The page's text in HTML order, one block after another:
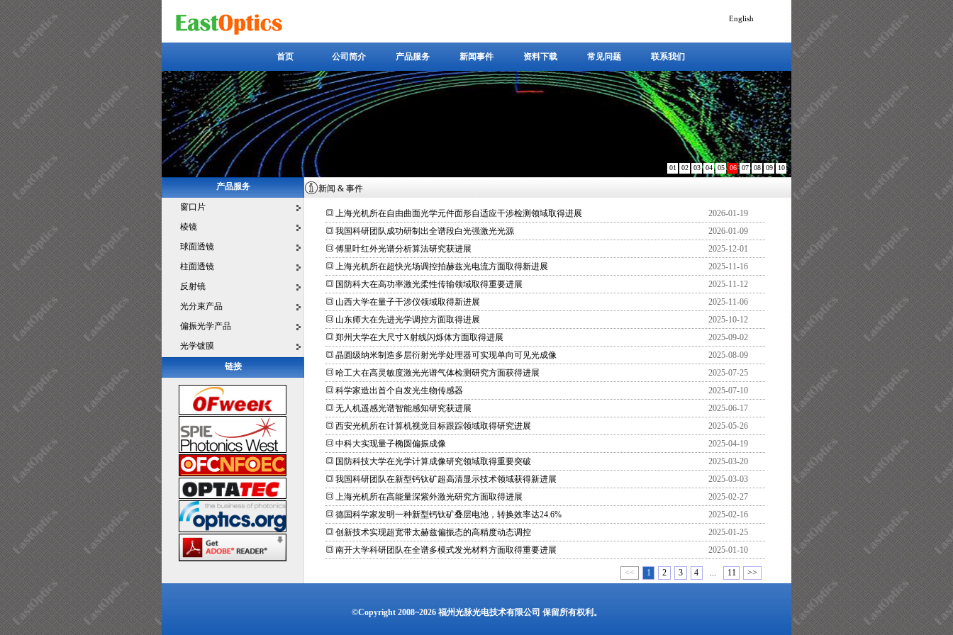
English
首页
首页
公司简介
公司简介
产品服务
产品服务
新闻事件
新闻事件
资料下载
资料下载
常见问题
常见问题
联系我们
联系我们
01 02 03 04 05 06 07 08 09 10
产品服务
窗口片
棱镜
球面透镜
柱面透镜
反射镜
光分束产品
偏振光学产品
光学镀膜
链接
新闻 & 事件
2026-01-19
上海光机所在自由曲面光学元件面形自适应干涉检测领域取得进展
2026-01-09
我国科研团队成功研制出全谱段白光强激光光源
2025-12-01
傅里叶红外光谱分析算法研究获进展
2025-11-16
上海光机所在超快光场调控拍赫兹光电流方面取得新进展
2025-11-12
国防科大在高功率激光柔性传输领域取得重要进展
2025-11-06
山西大学在量子干涉仪领域取得新进展
2025-10-12
山东师大在先进光学调控方面取得进展
2025-09-02
郑州大学在大尺寸X射线闪烁体方面取得进展
2025-08-09
晶圆级纳米制造多层衍射光学处理器可实现单向可见光成像
2025-07-25
哈工大在高灵敏度激光光谱气体检测研究方面获得进展
2025-07-10
科学家造出首个自发光生物传感器
2025-06-17
无人机遥感光谱智能感知研究获进展
2025-05-26
西安光机所在计算机视觉目标跟踪领域取得研究进展
2025-04-19
中科大实现量子椭圆偏振成像
2025-03-20
国防科技大学在光学计算成像研究领域取得重要突破
2025-03-03
我国科研团队在新型钙钛矿超高清显示技术领域获得新进展
2025-02-27
上海光机所在高能量深紫外激光研究方面取得进展
2025-02-16
德国科学家发明一种新型钙钛矿叠层电池，转换效率达24.6%
2025-01-25
创新技术实现超宽带太赫兹偏振态的高精度动态调控
2025-01-10
南开大学科研团队在全谱多模式发光材料方面取得重要进展
<< 1 2 3 4 ... 11 >>
©Copyright 2008~2026 福州光脉光电技术有限公司 保留所有权利。